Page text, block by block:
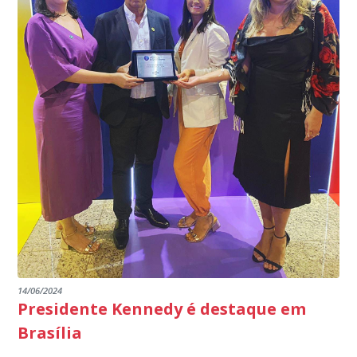
14/06/2024
Presidente Kennedy é destaque em
Brasília